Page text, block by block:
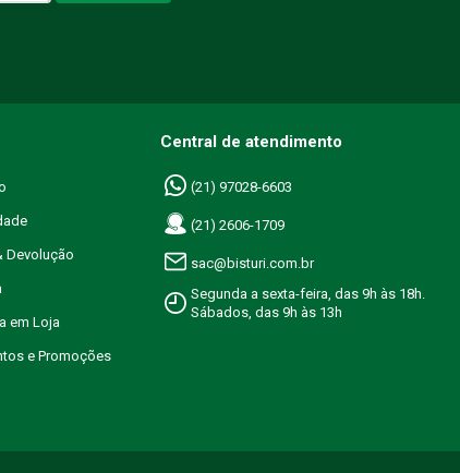
Devolução
em Loja
e Promoções
Central de atendimento
(21) 97028-6603
(21) 2606-1709
sac@bisturi.com.br
Segunda a sexta-feira, das 9h às 18h.
Sábados, das 9h às 13h